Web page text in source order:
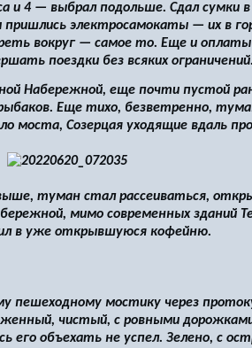
и 4 — выбрал подольше. Сдал сумки
электросамокаты — их в
вокруг — самое то. Еще и
поездки без всяких
Набережной, еще почти пустой
Еще тихо, безветренно,
моста, Созерцая уходящие вдаль
туман стал рассеиваться,
мимо современных зданий
в уже открывшуюся кофейню.
пешеходному мостику через
чистый, с ровными
его объехать не успел. Зелено, с